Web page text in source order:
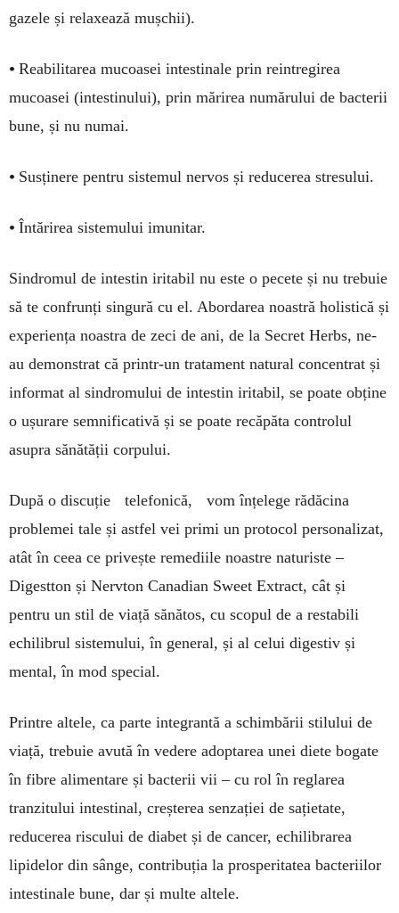
gazele și relaxează mușchii).
• Reabilitarea mucoasei intestinale prin reintregirea
mucoasei (intestinului), prin mărirea numărului de bacterii
bune, și nu numai.
• Susținere pentru sistemul nervos și reducerea stresului.
• Întărirea sistemului imunitar.
Sindromul de intestin iritabil nu este o pecete și nu trebuie
să te confrunți singură cu el. Abordarea noastră holistică și
experiența noastra de zeci de ani, de la Secret Herbs, ne-
au demonstrat că printr-un tratament natural concentrat și
informat al sindromului de intestin iritabil, se poate obține
o ușurare semnificativă și se poate recăpăta controlul
asupra sănătății corpului.
După o discuție telefonică, vom înțelege rădăcina
problemei tale și astfel vei primi un protocol personalizat,
atât în ceea ce privește remediile noastre naturiste –
Digestton și Nervton Canadian Sweet Extract, cât și
pentru un stil de viață sănătos, cu scopul de a restabili
echilibrul sistemului, în general, și al celui digestiv și
mental, în mod special.
Printre altele, ca parte integrantă a schimbării stilului de
viață, trebuie avută în vedere adoptarea unei diete bogate
în fibre alimentare și bacterii vii – cu rol în reglarea
tranzitului intestinal, creșterea senzației de sațietate,
reducerea riscului de diabet și de cancer, echilibrarea
lipidelor din sânge, contribuția la prosperitatea bacteriilor
intestinale bune, dar și multe altele.